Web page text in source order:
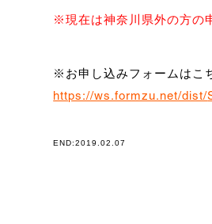
※現在は神奈川県外の方の
※お申し込みフォームはこ
https://ws.formzu.net/dist/
END:2019.02.07